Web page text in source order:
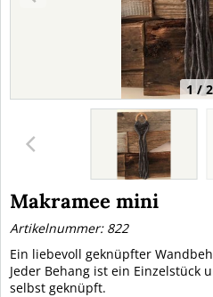
1 / 2
Makramee mini
Artikelnummer: 822
Ein liebevoll geknüpfter
Jeder Behang ist ein Einzelstück
selbst geknüpft.